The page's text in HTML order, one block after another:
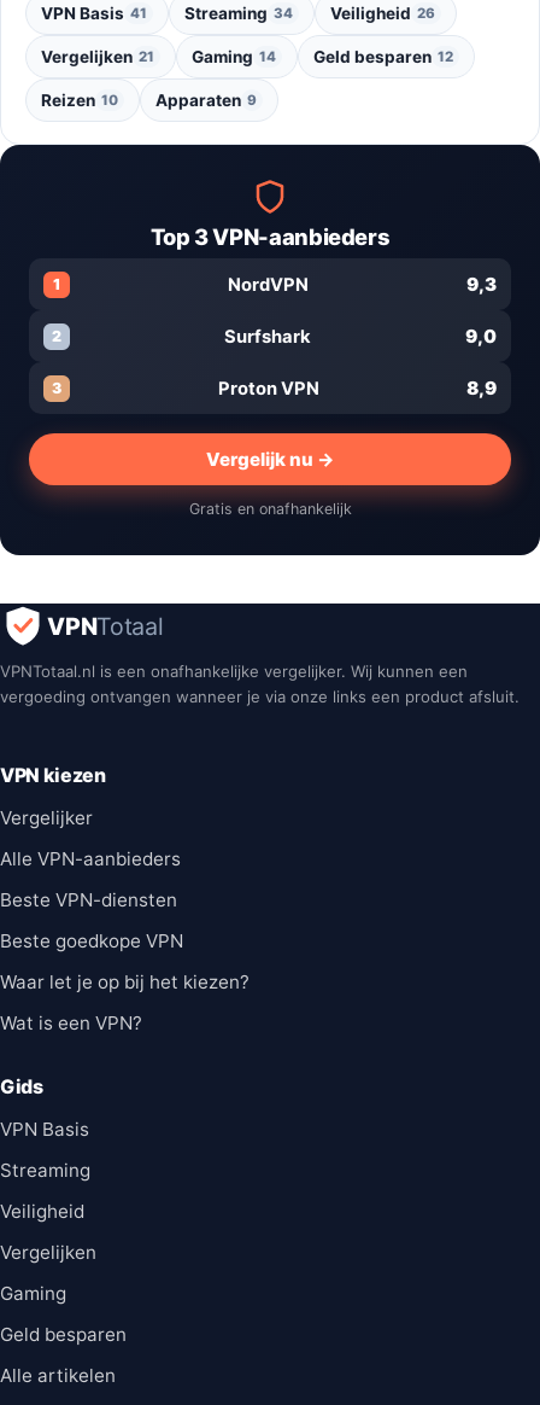
VPN Basis 41 Streaming 34 Veiligheid 26
Vergelijken 21 Gaming 14 Geld besparen 12
Reizen 10 Apparaten 9
Top 3 VPN-aanbieders
1 NordVPN 9,3
2 Surfshark 9,0
3 Proton VPN 8,9
Vergelijk nu →
Gratis en onafhankelijk
VPNTotaal
VPNTotaal.nl is een onafhankelijke vergelijker. Wij kunnen een
vergoeding ontvangen wanneer je via onze links een product afsluit.
VPN kiezen
Vergelijker
Alle VPN-aanbieders
Beste VPN-diensten
Beste goedkope VPN
Waar let je op bij het kiezen?
Wat is een VPN?
Gids
VPN Basis
Streaming
Veiligheid
Vergelijken
Gaming
Geld besparen
Alle artikelen